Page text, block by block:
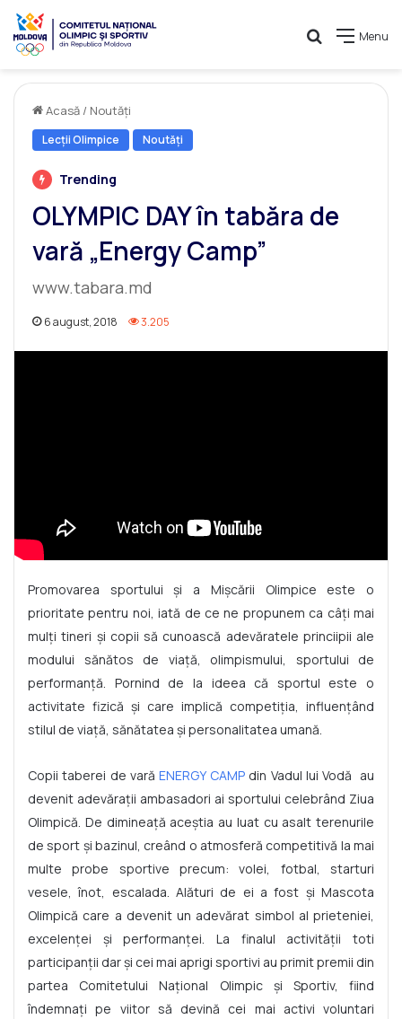
Menu
Caută
Acasă / Noutăți
Lecții Olimpice Noutăți
Trending
OLYMPIC DAY în tabăra de
vară „Energy Camp”
www.tabara.md
6 august, 2018 3.205
Promovarea sportului și a Mișcării Olimpice este o
prioritate pentru noi, iată de ce ne propunem ca câți mai
mulți tineri și copii să cunoască adevăratele princiipii ale
modului sănătos de viață, olimpismului, sportului de
performanță. Pornind de la ideea că sportul este o
activitate fizică și care implică competiția, influențând
stilul de viață, sănătatea și personalitatea umană.
Copii taberei de varăENERGY CAMPdin Vadul lui Vodă au
devenit adevărații ambasadori ai sportului celebrând Ziua
Olimpică. De dimineață aceștia au luat cu asalt terenurile
de sport și bazinul, creând o atmosferă competitivă la mai
multe probe sportive precum: volei, fotbal, starturi
vesele, înot, escalada. Alături de ei a fost și Mascota
Olimpică care a devenit un adevărat simbol al prieteniei,
excelenței și performanței. La finalul activității toti
participanții dar și cei mai aprigi sportivi au primit premii din
partea Comitetului Național Olimpic și Sportiv, fiind
îndemnați pe viitor să devină cei mai activi voluntari